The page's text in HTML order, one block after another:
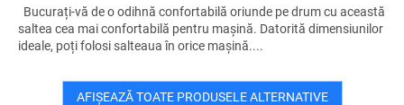
Bucurați-vă de o odihnă confortabilă oriunde pe drum cu această
saltea cea mai confortabilă pentru mașină. Datorită dimensiunilor
ideale, poți folosi salteaua în orice mașină....
AFIŞEAZĂ TOATE PRODUSELE ALTERNATIVE